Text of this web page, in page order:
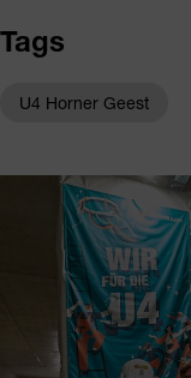
Tags
U4 Horner Geest